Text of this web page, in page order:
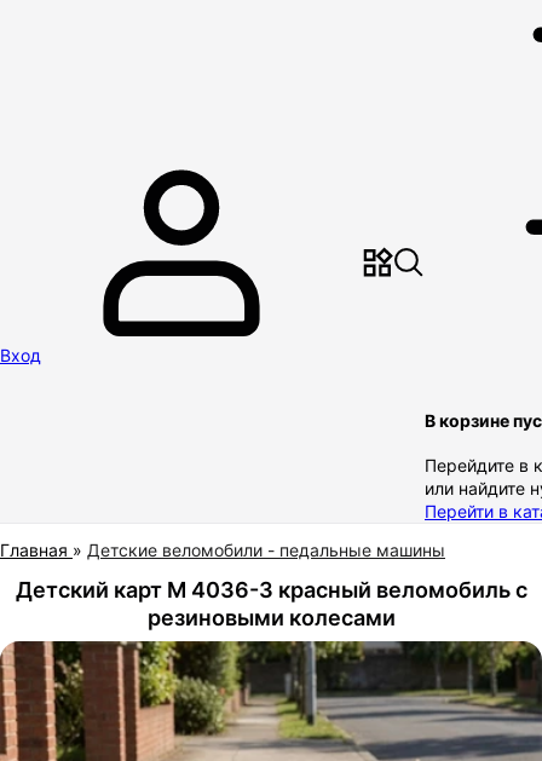
Вход
В корзине
Перейдите в
или найдите
Перейти в
Главная » Детские веломобили - педальные машины
Детский карт M 4036-3 красный веломобиль с
резиновыми колесами